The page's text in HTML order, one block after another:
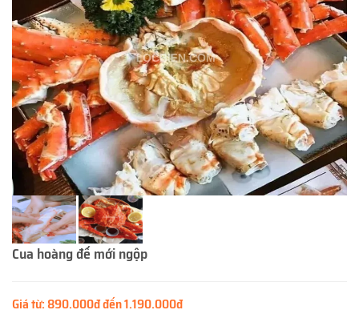
Cua hoàng đế mới ngộp
Giá từ:890.000đ đến 1.190.000đ